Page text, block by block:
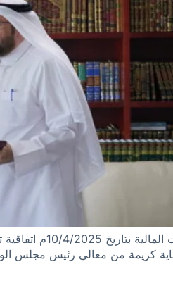
وقع بيت
كريمة من معالي رئيس مجلس